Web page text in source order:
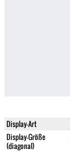
Display-Art
Display-Größe
(diagonal)